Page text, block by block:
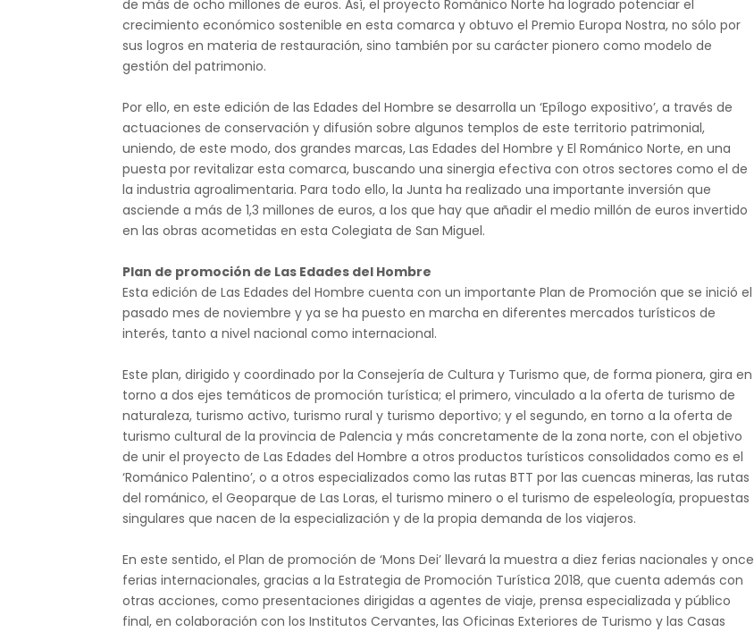
de más de ocho millones de euros. Así, el proyecto Románico Norte ha logrado potenciar el
crecimiento económico sostenible en esta comarca y obtuvo el Premio Europa Nostra, no sólo por
sus logros en materia de restauración, sino también por su carácter pionero como modelo de
gestión del patrimonio.
Por ello, en este edición de las Edades del Hombre se desarrolla un ‘Epílogo expositivo’, a través de
actuaciones de conservación y difusión sobre algunos templos de este territorio patrimonial,
uniendo, de este modo, dos grandes marcas, Las Edades del Hombre y El Románico Norte, en una
puesta por revitalizar esta comarca, buscando una sinergia efectiva con otros sectores como el de
la industria agroalimentaria. Para todo ello, la Junta ha realizado una importante inversión que
asciende a más de 1,3 millones de euros, a los que hay que añadir el medio millón de euros invertido
en las obras acometidas en esta Colegiata de San Miguel.
Plan de promoción de Las Edades del Hombre
Esta edición de Las Edades del Hombre cuenta con un importante Plan de Promoción que se inició el
pasado mes de noviembre y ya se ha puesto en marcha en diferentes mercados turísticos de
interés, tanto a nivel nacional como internacional.
Este plan, dirigido y coordinado por la Consejería de Cultura y Turismo que, de forma pionera, gira en
torno a dos ejes temáticos de promoción turística; el primero, vinculado a la oferta de turismo de
naturaleza, turismo activo, turismo rural y turismo deportivo; y el segundo, en torno a la oferta de
turismo cultural de la provincia de Palencia y más concretamente de la zona norte, con el objetivo
de unir el proyecto de Las Edades del Hombre a otros productos turísticos consolidados como es el
‘Románico Palentino’, o a otros especializados como las rutas BTT por las cuencas mineras, las rutas
del románico, el Geoparque de Las Loras, el turismo minero o el turismo de espeleología, propuestas
singulares que nacen de la especialización y de la propia demanda de los viajeros.
En este sentido, el Plan de promoción de ‘Mons Dei’ llevará la muestra a diez ferias nacionales y once
ferias internacionales, gracias a la Estrategia de Promoción Turística 2018, que cuenta además con
otras acciones, como presentaciones dirigidas a agentes de viaje, prensa especializada y público
final, en colaboración con los Institutos Cervantes, las Oficinas Exteriores de Turismo y las Casas